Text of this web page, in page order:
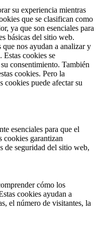
su experiencia mientras
que se clasifican como
ya que son esenciales para
básicas del sitio web.
nos ayudan a analizar y
cookies se
consentimiento. También
cookies. Pero la
cookies puede afectar su
esenciales para que el
cookies garantizan
de seguridad del sitio web,
cómo los
cookies ayudan a
el número de visitantes, la